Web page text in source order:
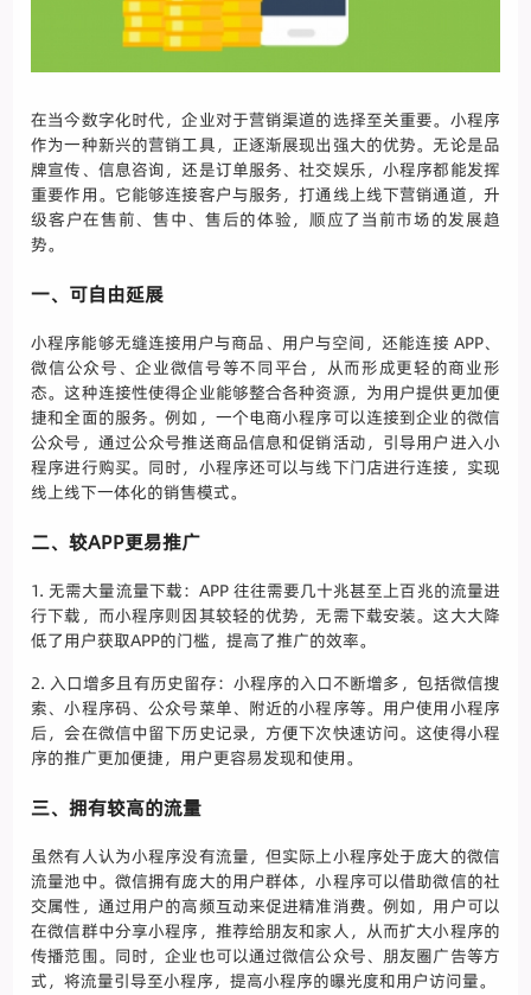
在当今数字化时代，企业对于营销渠道的选择至关重要。小程序
作为一种新兴的营销工具，正逐渐展现出强大的优势。无论是品
牌宣传、信息咨询，还是订单服务、社交娱乐，小程序都能发挥
重要作用。它能够连接客户与服务，打通线上线下营销通道，升
级客户在售前、售中、售后的体验，顺应了当前市场的发展趋
势。
一、可自由延展
小程序能够无缝连接用户与商品、用户与空间，还能连接 APP、
微信公众号、企业微信号等不同平台，从而形成更轻的商业形
态。这种连接性使得企业能够整合各种资源，为用户提供更加便
捷和全面的服务。例如，一个电商小程序可以连接到企业的微信
公众号，通过公众号推送商品信息和促销活动，引导用户进入小
程序进行购买。同时，小程序还可以与线下门店进行连接，实现
线上线下一体化的销售模式。
二、较APP更易推广
1. 无需大量流量下载：APP 往往需要几十兆甚至上百兆的流量进
行下载，而小程序则因其较轻的优势，无需下载安装。这大大降
低了用户获取APP的门槛，提高了推广的效率。
2. 入口增多且有历史留存：小程序的入口不断增多，包括微信搜
索、小程序码、公众号菜单、附近的小程序等。用户使用小程序
后，会在微信中留下历史记录，方便下次快速访问。这使得小程
序的推广更加便捷，用户更容易发现和使用。
三、拥有较高的流量
虽然有人认为小程序没有流量，但实际上小程序处于庞大的微信
流量池中。微信拥有庞大的用户群体，小程序可以借助微信的社
交属性，通过用户的高频互动来促进精准消费。例如，用户可以
在微信群中分享小程序，推荐给朋友和家人，从而扩大小程序的
传播范围。同时，企业也可以通过微信公众号、朋友圈广告等方
式，将流量引导至小程序，提高小程序的曝光度和用户访问量。